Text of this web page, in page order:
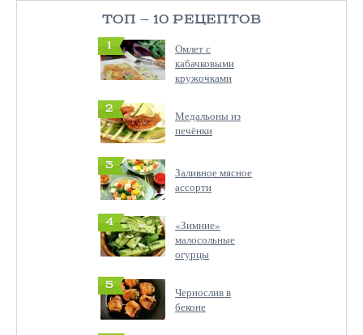
ТОП — 10 РЕЦЕПТОВ
1
Омлет с
кабачковыми
кружочками
2
Медальоны из
печёнки
3
Заливное мясное
ассорти
4
«Зимние»
малосольные
огурцы
5
Чернослив в
беконе